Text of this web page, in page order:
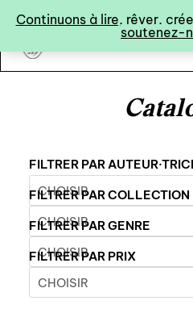
Continuons à lire, rêver,
soutenez-
art&fiction
à
éditions
FILTRER PAR
FILTRER PAR COLLECTION
FILTRER PAR GENRE
FILTRER PAR PRIX